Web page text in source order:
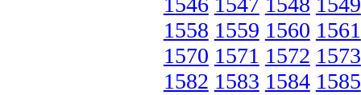
1558 1559 1560 1561
1570 1571 1572 1573
1582 1583 1584 1585